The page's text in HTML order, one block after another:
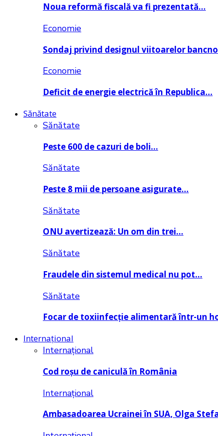
Noua reformă fiscală va fi prezentată…
Economie
Sondaj privind designul viitoarelor
Economie
Deficit de energie electrică în Republica…
Sănătate
Sănătate
Peste 600 de cazuri de boli…
Sănătate
Peste 8 mii de persoane asigurate…
Sănătate
ONU avertizează: Un om din trei…
Sănătate
Fraudele din sistemul medical nu pot…
Sănătate
Focar de toxiinfecție alimentară într-un
Internațional
Internațional
Cod roșu de caniculă în România
Internațional
Ambasadoarea Ucrainei în SUA, Olga